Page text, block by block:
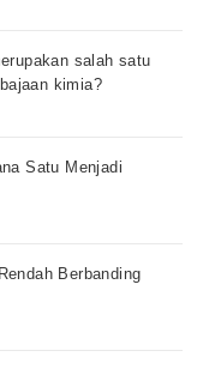
salah satu
kimia?
Satu Menjadi
Berbanding